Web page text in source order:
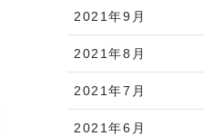
2021年9月
2021年8月
2021年7月
2021年6月